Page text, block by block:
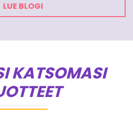
LUE BLOGI
KATSOMASI